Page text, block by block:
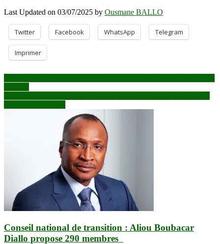
Last Updated on 03/07/2025 by Ousmane BALLO
Twitter Facebook WhatsApp Telegram
Imprimer
Navigation
de
l’article
Conseil national de transition : Aliou Boubacar
Diallo propose 290 membres